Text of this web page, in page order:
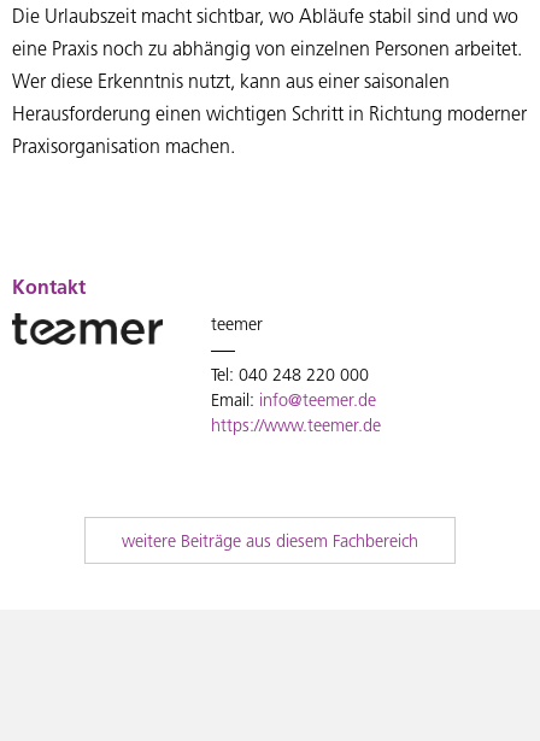
Die Urlaubszeit macht sichtbar, wo Abläufe stabil sind und wo
eine Praxis noch zu abhängig von einzelnen Personen arbeitet.
Wer diese Erkenntnis nutzt, kann aus einer saisonalen
Herausforderung einen wichtigen Schritt in Richtung moderner
Praxisorganisation machen.
Kontakt
teemer
Tel: 040 248 220 000
Email: info@teemer.de
https://www.teemer.de
weitere Beiträge aus diesem Fachbereich